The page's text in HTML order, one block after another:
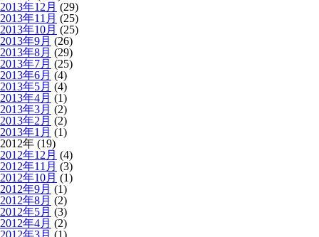
2013年12月 (29)
2013年11月 (25)
2013年10月 (25)
2013年9月 (26)
2013年8月 (29)
2013年7月 (25)
2013年6月 (4)
2013年5月 (4)
2013年4月 (1)
2013年3月 (2)
2013年2月 (2)
2013年1月 (1)
2012年 (19)
2012年12月 (4)
2012年11月 (3)
2012年10月 (1)
2012年9月 (1)
2012年8月 (2)
2012年5月 (3)
2012年4月 (2)
2012年3月 (1)